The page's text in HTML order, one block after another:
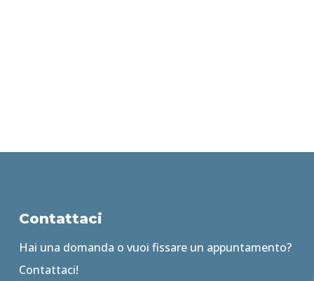
Contattaci
Hai una domanda o vuoi fissare un appuntamento?
Contattaci!